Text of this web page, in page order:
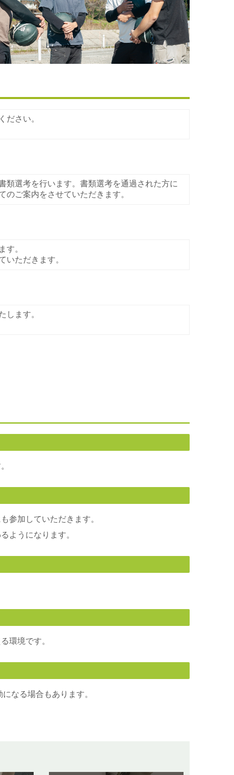
ださい。
類選考を行います。書類選考を通過された方に
のご案内をさせていただきます。
す。
いただきます。
します。
参加していただきます。
ようになります。
環境です。
なる場合もあります。